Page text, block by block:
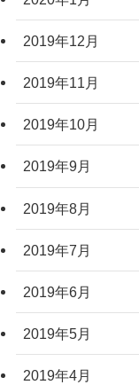
2019年12月
2019年11月
2019年10月
2019年9月
2019年8月
2019年7月
2019年6月
2019年5月
2019年4月